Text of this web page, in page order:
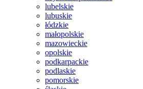
lubelskie
lubuskie
łódzkie
małopolskie
mazowieckie
opolskie
podkarpackie
podlaskie
pomorskie